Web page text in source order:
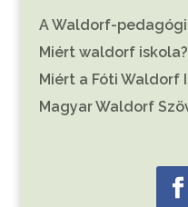
A Waldorf-
Miért waldorf iskola?
Miért a Fóti Waldorf
Magyar Waldorf